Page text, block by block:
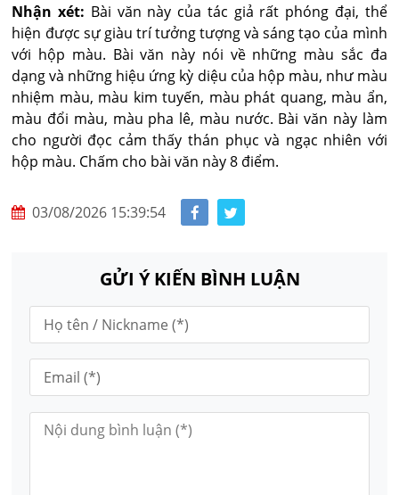
Nhận xét: Bài văn này của tác giả rất phóng đại, thể
hiện được sự giàu trí tưởng tượng và sáng tạo của mình
với hộp màu. Bài văn này nói về những màu sắc đa
dạng và những hiệu ứng kỳ diệu của hộp màu, như màu
nhiệm màu, màu kim tuyến, màu phát quang, màu ẩn,
màu đổi màu, màu pha lê, màu nước. Bài văn này làm
cho người đọc cảm thấy thán phục và ngạc nhiên với
hộp màu. Chấm cho bài văn này 8 điểm.
03/08/2026 15:39:54
GỬI Ý KIẾN BÌNH LUẬN